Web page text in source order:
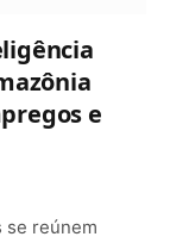
e
se reúnem